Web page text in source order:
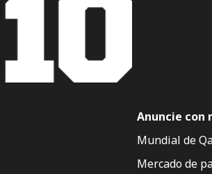
Anuncie con
Mundial de
Mercado de